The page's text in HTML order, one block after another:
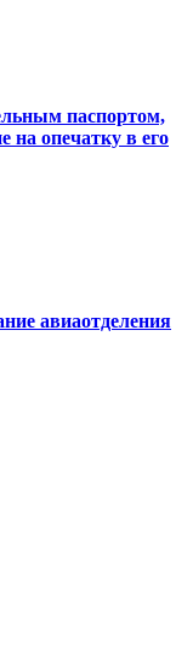
паспортом,
на опечатку в его
авиаотделения